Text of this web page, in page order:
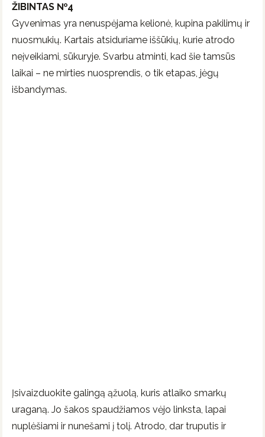
ŽIBINTAS №4
Gyvenimas yra nenuspėjama kelionė, kupina pakilimų ir
nuosmukių. Kartais atsiduriame iššūkių, kurie atrodo
neįveikiami, sūkuryje. Svarbu atminti, kad šie tamsūs
laikai – ne mirties nuosprendis, o tik etapas, jėgų
išbandymas.
Įsivaizduokite galingą ąžuolą, kuris atlaiko smarkų
uraganą. Jo šakos spaudžiamos vėjo linksta, lapai
nuplėšiami ir nunešami į tolį. Atrodo, dar truputis ir